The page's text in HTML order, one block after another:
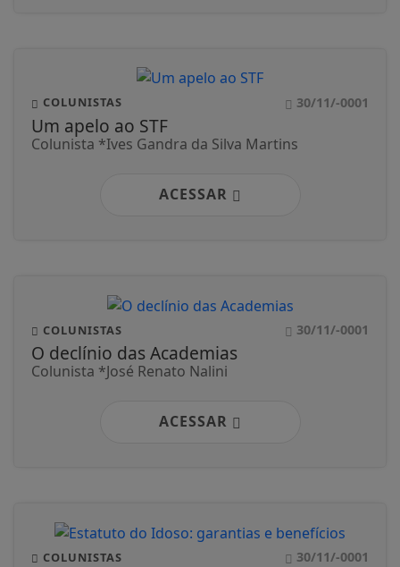
COLUNISTAS 30/11/-0001
Um apelo ao STF
Colunista *Ives Gandra da Silva Martins
ACESSAR
COLUNISTAS 30/11/-0001
O declínio das Academias
Colunista *José Renato Nalini
ACESSAR
COLUNISTAS 30/11/-0001